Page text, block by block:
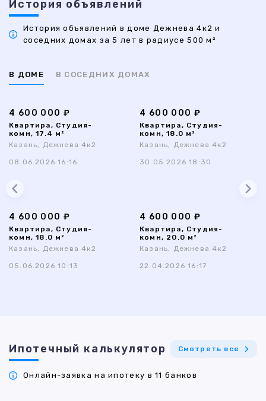
История объявлений
История объявлений в доме Дежнева 4к2 и
соседних домах за 5 лет в радиусе 500 м²
В ДОМЕ В СОСЕДНИХ ДОМАХ
4 600 000 ₽
Квартира, Студия-
комн, 17.4 м²
Казань, Дежнева 4к2
08.06.2026 16:16
4 600 000 ₽
Квартира, Студия-
комн, 18.0 м²
Казань, Дежнева 4к2
30.05.2026 18:30
4 600 000 ₽
Квартира, Студия-
комн, 18.0 м²
Казань, Дежнева 4к2
05.06.2026 10:13
4 600 000 ₽
Квартира, Студия-
комн, 20.0 м²
Казань, Дежнева 4к2
22.04.2026 16:17
Ипотечный калькулятор Смотреть все
Онлайн-заявка на ипотеку в 11 банков